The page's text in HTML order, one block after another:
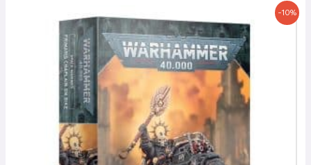
-10%
prix
initial
était :
45,00 €.
prix
actuel
est :
40,50 €.